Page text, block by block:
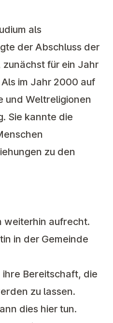
als
der Abschluss der
zunächst für ein Jahr
im Jahr 2000 auf
und Weltreligionen
Sie kannte die
zu den
weiterhin aufrecht.
in der Gemeinde
ihre Bereitschaft, die
zu lassen.
dies hier tun.